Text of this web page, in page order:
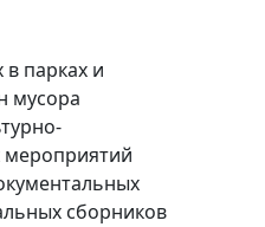
парках и
мусора
мероприятий
сборников